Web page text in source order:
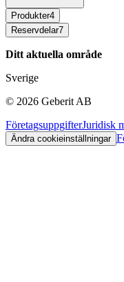
Produkter4
Reservdelar7
Ditt aktuella område
Sverige
© 2026 Geberit AB
FöretagsuppgifterJuridisk
Ändra cookieinställningar